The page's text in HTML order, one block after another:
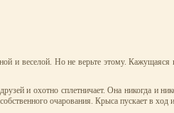
и веселой. Но не верьте этому.
и охотно сплетничает. Она никогда и
очарования. Крыса пускает в ход